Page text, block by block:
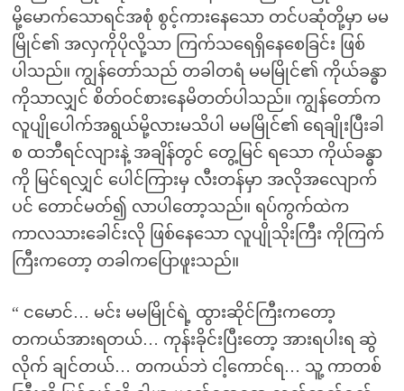
မို့မောက်သောရင်အစုံ စွင့်ကားနေသော တင်ပဆုံတို့မှာ မမ
မြိုင်၏ အလှကိုပိုလို့သာ ကြက်သရေရှိနေစေခြင်း ဖြစ်
ပါသည်။ ကျွန်တော်သည် တခါတရံ မမမြိုင်၏ ကိုယ်ခန္ဓာ
ကိုသာလျှင် စိတ်ဝင်စားနေမိတတ်ပါသည်။ ကျွန်တော်က
လူပျိုပေါက်အရွယ်မို့လားမသိပါ မမမြိုင်၏ ရေချိုးပြီးခါ
စ ထဘီရင်လျားနဲ့ အချိန်တွင် တွေ့မြင် ရသော ကိုယ်ခန္ဓာ
ကို မြင်ရလျှင် ပေါင်ကြားမှ လီးတန်မှာ အလိုအလျောက်
ပင် တောင်မတ်၍ လာပါတော့သည်။ ရပ်ကွက်ထဲက
ကာလသားခေါင်းလို ဖြစ်နေသော လူပျိုသိုးကြီး ကိုကြက်
ကြီးကတော့ တခါကပြောဖူးသည်။
“ ငမောင်… မင်း မမမြိုင်ရဲ့ ထွားဆိုင်ကြီးကတော့
တကယ်အားရတယ်… ကုန်းခိုင်းပြီးတော့ အားရပါးရ ဆွဲ
လိုက် ချင်တယ်… တကယ်ဘဲ ငါ့ကောင်ရ… သူ့ ကာတစ်